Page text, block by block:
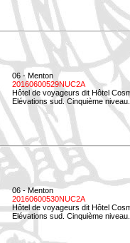
06 - Menton
20160600529NUC2A
Hôtel de voyageurs dit Hôtel
Elévations sud. Cinquième
06 - Menton
20160600530NUC2A
Hôtel de voyageurs dit Hôtel
Elévations sud. Cinquième